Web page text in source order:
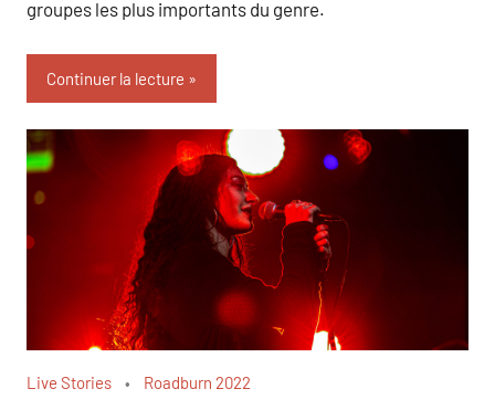
groupes les plus importants du genre.
Continuer la lecture
Live Stories Roadburn 2022